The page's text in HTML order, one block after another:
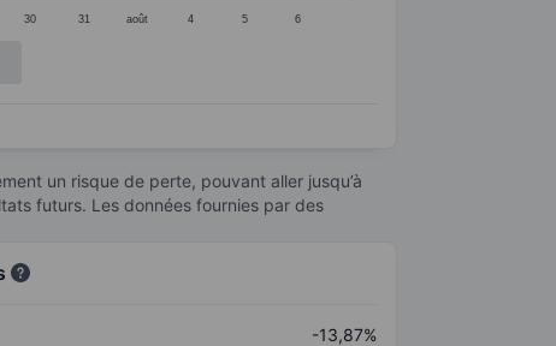
30 31 août 4 5 6
un risque de perte, pouvant aller jusqu’à
futurs. Les données fournies par des
-13,87%